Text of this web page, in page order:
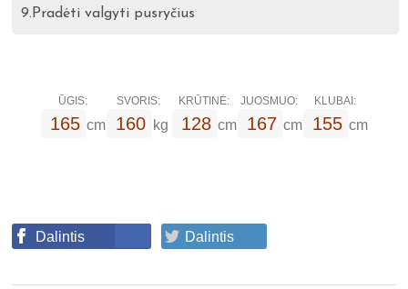
9.Pradėti valgyti pusryčius
ŪGIS: SVORIS: KRŪTINĖ: JUOSMUO: KLUBAI:
165 cm 160 kg 128 cm 167 cm 155 cm
Dalintis Dalintis